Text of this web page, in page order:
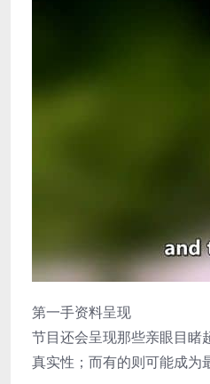
第一手资料呈现
节目还会呈现那些亲眼目睹
真实性；而有的则可能成为